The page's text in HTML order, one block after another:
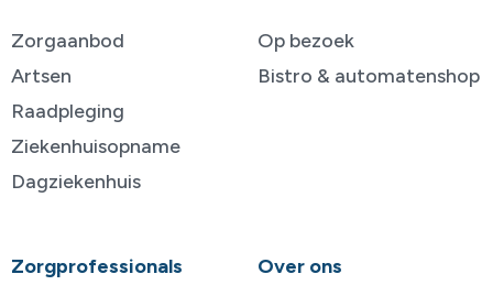
Zorgaanbod
Artsen
Raadpleging
Ziekenhuisopname
Dagziekenhuis
Op bezoek
Bistro & automatenshop
Zorgprofessionals Over ons